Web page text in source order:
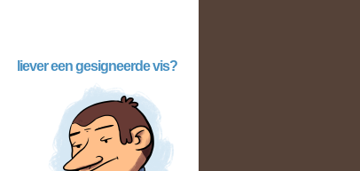
liever een gesigneerde vis?